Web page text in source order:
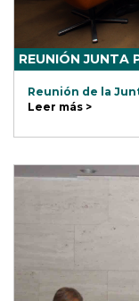
REUNIÓN JUNTA
Reunión de la
Leer más >